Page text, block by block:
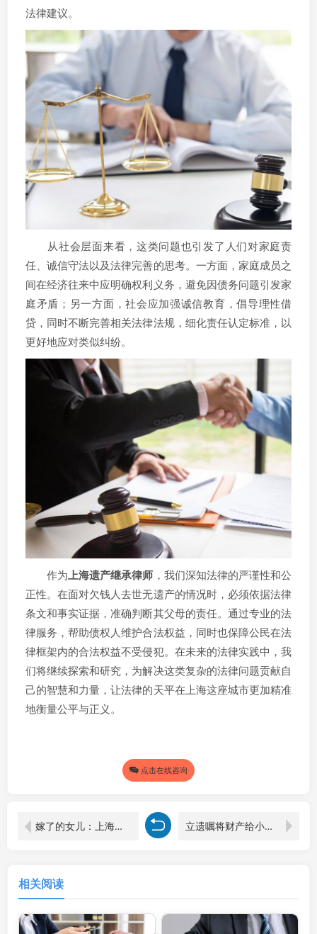
法律建议。
从社会层面来看，这类问题也引发了人们对家庭责
任、诚信守法以及法律完善的思考。一方面，家庭成员之
间在经济往来中应明确权利义务，避免因债务问题引发家
庭矛盾；另一方面，社会应加强诚信教育，倡导理性借
贷，同时不断完善相关法律法规，细化责任认定标准，以
更好地应对类似纠纷。
作为上海遗产继承律师 ，我们深知法律的严谨性和公
正性。在面对欠钱人去世无遗产的情况时，必须依据法律
条文和事实证据，准确判断其父母的责任。通过专业的法
律服务，帮助债权人维护合法权益，同时也保障公民在法
律框架内的合法权益不受侵犯。在未来的法律实践中，我
们将继续探索和研究，为解决这类复杂的法律问题贡献自
己的智慧和力量，让法律的天平在上海这座城市更加精准
地衡量公平与正义。
点击在线咨询
嫁了的女儿：上海遗产律师视角下的父母遗产继承之惑 立遗嘱将财产给小三在上海的法律考量
相关阅读